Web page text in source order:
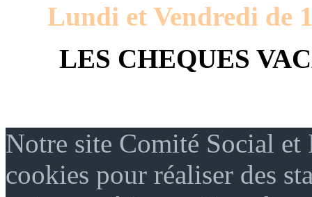
Lundi et Vendredi de
LES CHEQUES
Notre site Comité Social
cookies pour réaliser des